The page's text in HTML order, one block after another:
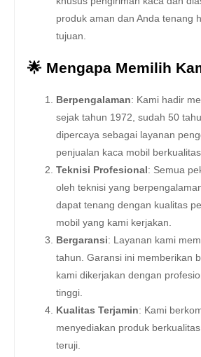
produk aman dan Anda tenang
tujuan.
🌟 Mengapa Memilih
Berpengalaman: Kami hadir
sejak tahun 1972, sudah 50
dipercaya sebagai layanan
penjualan kaca mobil
Teknisi Profesional : Semua
oleh teknisi yang
dapat tenang dengan kualitas
mobil yang kami kerjakan.
Bergaransi: Layanan kami
tahun. Garansi ini memberikan
kami dikerjakan dengan
tinggi.
Kualitas Terjamin: Kami
menyediakan produk
teruji.